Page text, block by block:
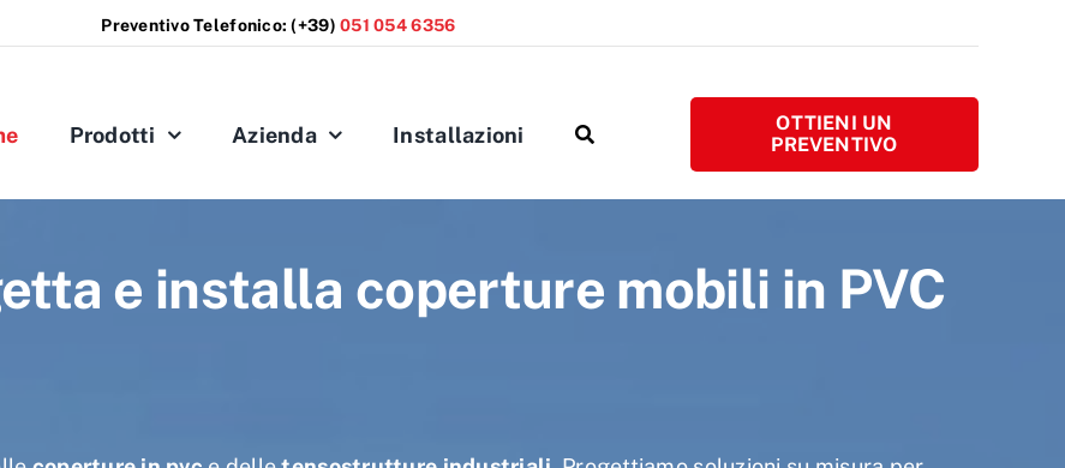
Preventivo Telefonico: (+39)051 054 6356
Prodotti Azienda Installazioni
OTTIENI UN
PREVENTIVO
e installa coperture mobili in PVC